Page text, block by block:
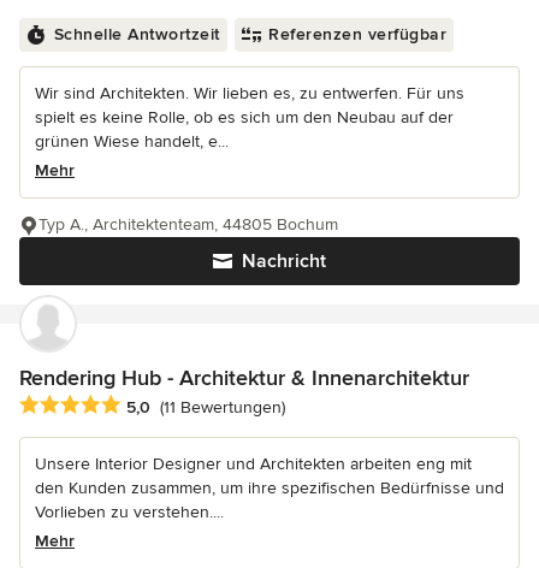
Schnelle Antwortzeit Referenzen verfügbar
Wir sind Architekten. Wir lieben es, zu entwerfen. Für uns
spielt es keine Rolle, ob es sich um den Neubau auf der
grünen Wiese handelt, e...
Mehr
Nachricht
Typ A., Architektenteam, 44805 Bochum
Rendering Hub - Architektur & Innenarchitektur
Durchschnittliche Bewertung: 5 von 5 Sternen
5,0 (11 Bewertungen)
Unsere Interior Designer und Architekten arbeiten eng mit
den Kunden zusammen, um ihre spezifischen Bedürfnisse und
Vorlieben zu verstehen....
Mehr